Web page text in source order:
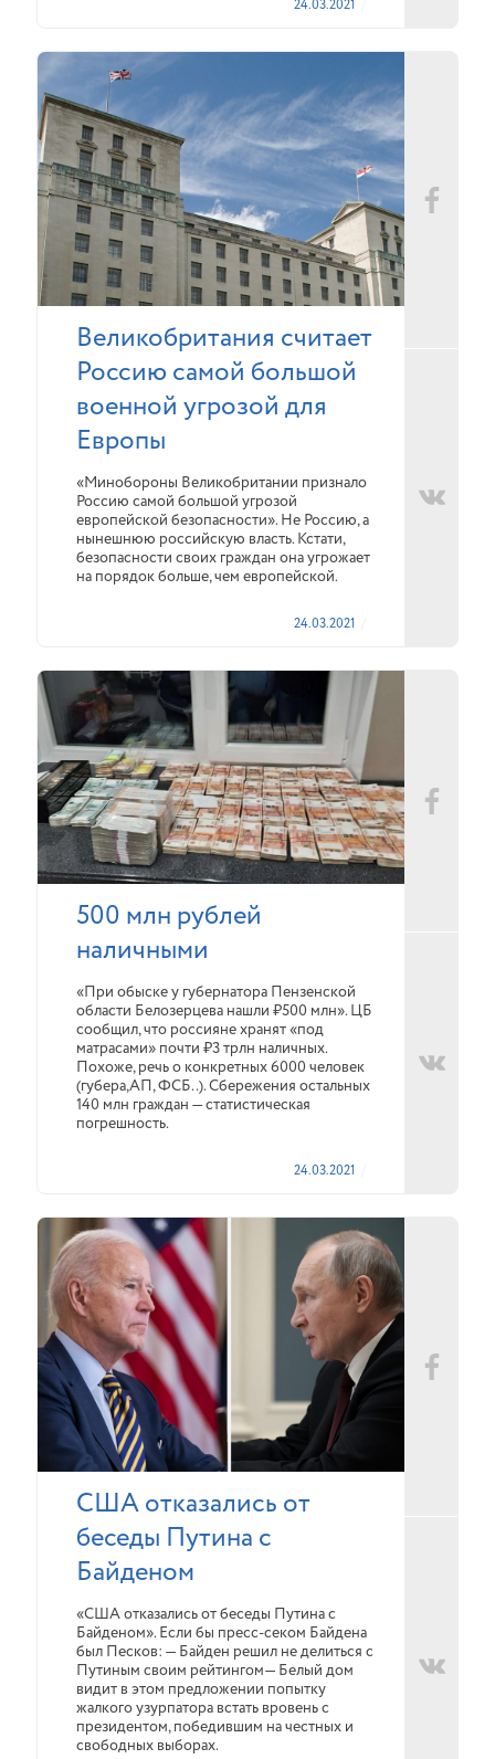
24.03.2021
Великобритания считает
Россию самой большой
военной угрозой для
Европы
«Минобороны Великобритании признало
Россию самой большой угрозой
европейской безопасности». Не Россию, а
нынешнюю российскую власть. Кстати,
безопасности своих граждан она угрожает
на порядок больше, чем европейской.
24.03.2021
500 млн рублей
наличными
«При обыске у губернатора Пензенской
области Белозерцева нашли ₽500 млн». ЦБ
сообщил, что россияне хранят «под
матрасами» почти ₽3 трлн наличных.
Похоже, речь о конкретных 6000 человек
(губера,АП, ФСБ..). Сбережения остальных
140 млн граждан — статистическая
погрешность.
24.03.2021
США отказались от
беседы Путина с
Байденом
«США отказались от беседы Путина с
Байденом». Если бы пресс-секом Байдена
был Песков: — Байден решил не делиться с
Путиным своим рейтингом— Белый дом
видит в этом предложении попытку
жалкого узурпатора встать вровень с
президентом, победившим на честных и
свободных выборах.